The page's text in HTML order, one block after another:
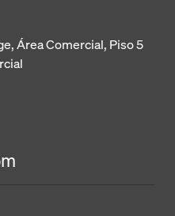
Área Comercial, Piso 5